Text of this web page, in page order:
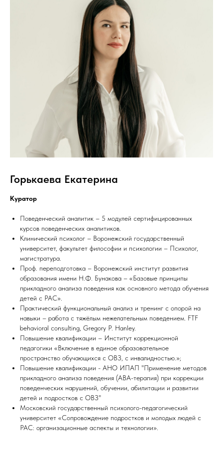
Горькаева Екатерина
Куратор
Поведенческий аналитик – 5 модулей сертифицированных
курсов поведенческих аналитиков.
Клинический психолог – Воронежский государственный
университет, факультет философии и психологии – Психолог,
магистратура.
Проф. переподготовка – Воронежский институт развития
образования имени Н.Ф. Бунакова – «Базовые принципы
прикладного анализа поведения как основного метода обучения
детей с РАС».
Практический функциональный анализ и тренинг с опорой на
навыки – работа с тяжёлым нежелательным поведением. FTF
behavioral consulting, Gregory P. Hanley.
Повышение квалификации – Институт коррекционной
педагогики «Включение в единое образовательное
пространство обучающихся с ОВЗ, с инвалидностью.»;
Повышение квалификации - АНО ИПАП "Применение методов
прикладного анализа поведения (АВА-терапия) при коррекции
поведенческих нарушений, обучении, абилитации и развитии
детей и подростков с ОВЗ"
Московский государственный психолого-педагогический
университет «Сопровождение подростков и молодых людей с
РАС: организационные аспекты и технологии».